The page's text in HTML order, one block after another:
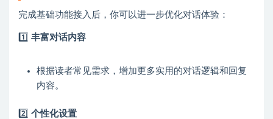
完成基础功能接入后，你可以进一步优化对话体验：
1️⃣ 丰富对话内容
根据读者常见需求，增加更多实用的对话逻辑和回复
内容。
2️⃣ 个性化设置